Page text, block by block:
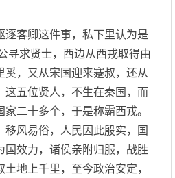
客卿这件事，私下里认为是
求贤士，西边从西戎取得由
奚，又从宋国迎来蹇叔，还从
这五位贤人，不生在秦国，而
二十多个，于是称霸西戎。
移风易俗，人民因此殷实，国
国效力，诸侯亲附归服，战胜
地上千里，至今政治安定，